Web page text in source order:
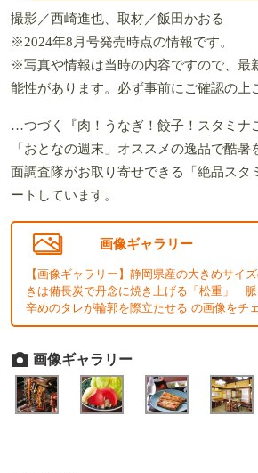
撮影／西崎進也、取材／飯田かおる
※2024年8月号発売時点の情報です。
※写真や情報は当時の内容ですので、最
能性があります。必ず事前にご確認の上
…つづく『肉！うなぎ！餃子！スタミ
「おとなの週末」オススメの逸品で酷
面調査隊がお取り寄せできる「絶品スタ
ートしています。
画像ギャラリー
【画像ギャラリー】静岡県産の大きめサイ
きは備長炭で丹念に焼き上げる「松重」
辛めのタレが輪郭を際立たせる の画像をチ
画像ギャラリー